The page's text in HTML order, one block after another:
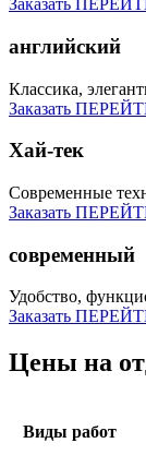
Заказать
английский
Классика,
Заказать
Хай-тек
Современные
Заказать
современный
Удобство,
Заказать
Цены на
Виды работ